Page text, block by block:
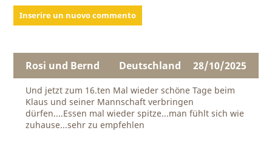
Inserire un nuovo commento
Rosi und Bernd 28/10/2025
Deutschland
Und jetzt zum 16.ten Mal wieder schöne Tage beim
Klaus und seiner Mannschaft verbringen
dürfen....Essen mal wieder spitze...man fühlt sich wie
zuhause...sehr zu empfehlen